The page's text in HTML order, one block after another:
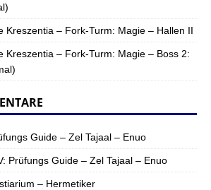
Kreszentia – Fork-Turm: Magie – Hallen II
Kreszentia – Fork-Turm: Magie – Boss 2:
Guide – Zel Tajaal – Enuo
Prüfungs Guide – Zel Tajaal – Enuo
– Hermetiker